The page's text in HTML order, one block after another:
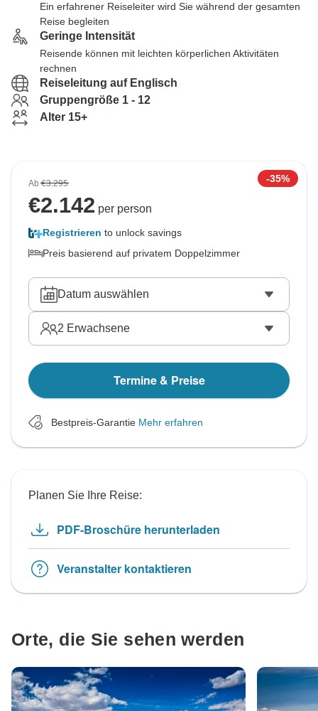
Ein erfahrener Reiseleiter wird Sie während der gesamten
Reise begleiten
Geringe Intensität
Reisende können mit leichten körperlichen Aktivitäten
rechnen
Reiseleitung auf Englisch
Gruppengröße 1 - 12
Alter 15+
Ab€3.295 -35%
€2.142 per person
Registrieren to unlock savings
Preis basierend auf privatem Doppelzimmer
Datum auswählen
2 Erwachsene
Termine & Preise
Bestpreis-Garantie Mehr erfahren
Planen Sie Ihre Reise:
PDF-Broschüre herunterladen
Veranstalter kontaktieren
Orte, die Sie sehen werden